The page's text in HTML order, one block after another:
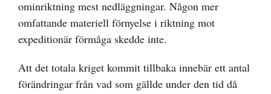
ominriktning mest nedläggningar. Någon mer
omfattande materiell förnyelse i riktning mot
expeditionär förmåga skedde inte.
Att det totala kriget kommit tillbaka innebär ett antal
förändringar från vad som gällde under den tid då